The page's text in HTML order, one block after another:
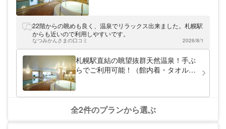
22階からの眺めも良く、温泉でリラックス出来ました。札幌駅
からも近いので利用しやすいです。
なつみかんさまの口コミ 2026/8/1
札幌駅直結の眺望抜群天然温泉！手ぶ
らでご利用可能！（館内着・タオル
全2件のプランから選ぶ